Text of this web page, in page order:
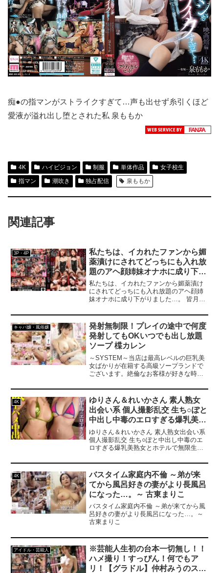
痴●の指マンがストライクすぎて…声も出せず糸引くほど
愛液が溢れ出し堕とされた私 泉ももか
4K ハイビジョン 制服 単体作品
女子校生
指マン
潮吹き 独占配信 泉ももか
関連記事
3P・4P
私たちは、イカれたファンから媚
薬漬けにされてどっちにも入れ放
題のアヘ顔姉妹オナホに成り下が
りました…。 皆月ひかる/小野坂
ゆいか
私たちは、イカれたファンから媚薬漬け
にされてどっちにも入れ放題のアヘ顔姉
妹オナホに成り下がりました…。 皆月ひ
キャバ嬢・風俗嬢
発射無制限！プレイの途中で何度
発射してもOKいつでも出し放題
ソープ 楪カレン
～SYSTEM～当店は最高レベルの巨乳美
女ばかりが在籍する高級ソープランドで
ございます。絶倫なお客様が好きな時に
途中で射精してもプレイは続行させて頂
きます。お客様が今回指名されたのは島
人娘のカレン嬢。Hカップ巨乳で性格良し
感度良し中出しだってOKの人気泡姫にな
ります。最低10発は射精を楽しんで下さ
い。～ASK / 150min （入浴料）～。
4K
ゆりさん＆れいかさん 素人熟女
出会い系 個人撮影乱交 生ち○ぽと
中出し中毒のエロすぎる爆乳美熟
女とホテルで無限生ハメ中出し乱
交5P
ゆりさん＆れいかさん 素人熟女出会い系
個人撮影乱交 生ち○ぽと中出し中毒のエ
ロすぎる爆乳美熟女とホテルで無限生ハ
4K
バスタイム家庭内不倫 ～弟が来
てから風呂好きの妻がより長風呂
になった…。～ 古東まりこ
バスタイム家庭内不倫 ～弟が来てから風
呂好きの妻がより長風呂になった…。～
古東まりこ
アイドル・芸能人
※芸能人生初の台本一切無し！！
ハメ撮り！すっぴん！何でもア
リ！【グラドル】仲村みうのスケ